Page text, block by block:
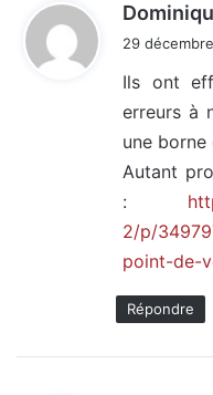
29
Ils ont
erreurs à
une borne
Autant
:
2/p/
point-de-
Répondre